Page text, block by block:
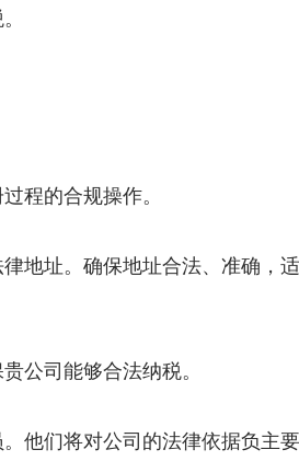
程的合规操作。
地址。确保地址合法、准确，适
公司能够合法纳税。
他们将对公司的法律依据负主要